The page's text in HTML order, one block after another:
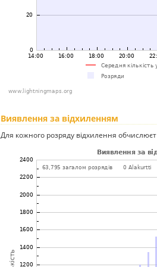
Виявлення за відхиленням
Для кожного розряду відхилення